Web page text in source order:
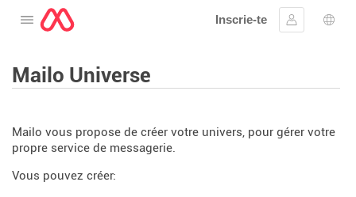
Deschide meniul
Inscrie-te
Conectare
Mailo Universe
Mailo vous propose de créer votre univers, pour gérer votre
propre service de messagerie.
Vous pouvez créer: